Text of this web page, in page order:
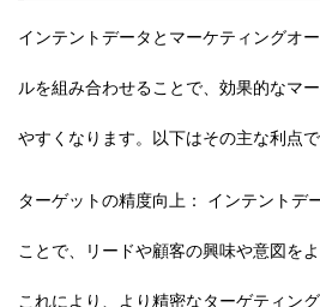
インテントデータとマーケティングオ
ルを組み合わせることで、効果的なマ
やすくなります。以下はその主な利点で
ターゲットの精度向上： インテントデ
ことで、リードや顧客の興味や意図を
これにより、より精密なターゲティン